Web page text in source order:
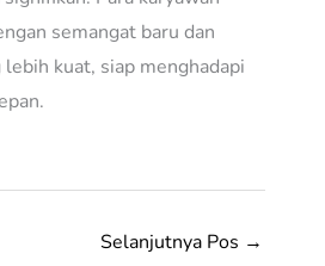
semangat baru dan
kuat, siap menghadapi
Selanjutnya Pos →